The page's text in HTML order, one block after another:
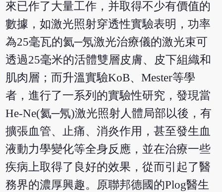
來已作了大量工作，并取得不少有價值的
數據，如激光照射穿透性實驗表明，功率
為25毫瓦的氦─氖激光治療儀的激光束可
透過25毫米的活體雙層皮膚、皮下組織和
肌肉層；而升溫實驗KoB、Mester等學
者，進行了一系列的實驗性研究，發現當
He-Ne(氦─氖)激光照射人體局部以後，有
擴張血管、止痛、消炎作用，甚至發生血
液動力學變化等全身反應，並在治療一些
疾病上取得了良好的效果，從而引起了醫
務界的濃厚興趣。原聯邦德國的Plog醫生